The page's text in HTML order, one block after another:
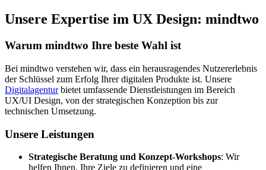
Unsere Expertise im UX Design: mindtwo
Warum mindtwo Ihre beste Wahl ist
Bei mindtwo verstehen wir, dass ein herausragendes Nutzererlebnis
der Schlüssel zum Erfolg Ihrer digitalen Produkte ist. Unsere
Digitalagenturbietet umfassende Dienstleistungen im Bereich
UX/UI Design, von der strategischen Konzeption bis zur
technischen Umsetzung.
Unsere Leistungen
Strategische Beratung und Konzept-Workshops: Wir
helfen Ihnen, Ihre Ziele zu definieren und eine